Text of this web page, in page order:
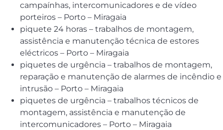
campaínhas, intercomunicadores e de vídeo
porteiros – Porto – Miragaia
piquete 24 horas – trabalhos de montagem,
assistência e manutenção técnica de estores
eléctricos – Porto – Miragaia
piquetes de urgência – trabalhos de montagem,
reparação e manutenção de alarmes de incêndio e
intrusão – Porto – Miragaia
piquetes de urgência – trabalhos técnicos de
montagem, assistência e manutenção de
intercomunicadores – Porto – Miragaia